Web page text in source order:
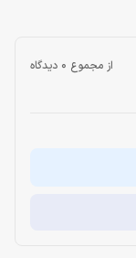
از مجموع 0 دیدگاه